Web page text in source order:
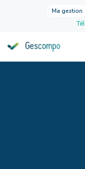
Ma gestion
Tél.